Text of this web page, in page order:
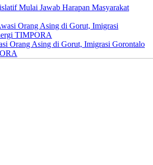
Mulai Jawab Harapan Masyarakat
Orang Asing di Gorut, Imigrasi Gorontalo